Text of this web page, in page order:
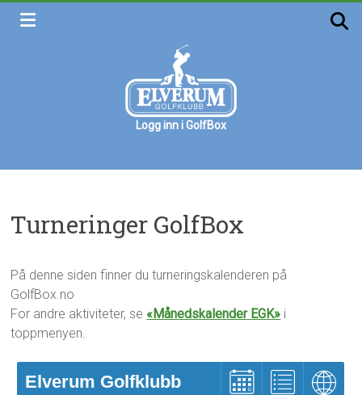
Skip
golfklubb
Logg inn i GolfBox
Turneringer GolfBox
På denne siden finner du turneringskalenderen på
GolfBox.no
For andre aktiviteter, se«Månedskalender EGK» i
toppmenyen.